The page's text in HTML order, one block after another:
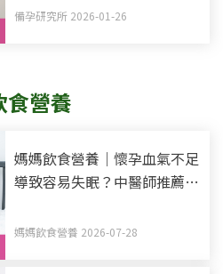
備孕研究所 2026-01-26
食營養
媽媽飲食營養｜懷孕血氣不足
導致容易失眠？中醫師推薦3
媽媽飲食營養 2026-07-28